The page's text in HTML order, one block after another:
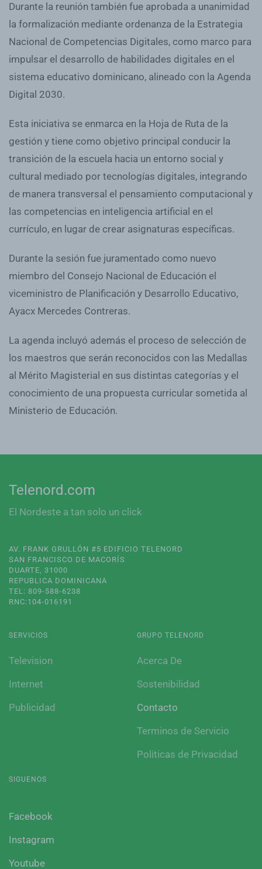
Durante la reunión también fue aprobada a unanimidad
la formalización mediante ordenanza de la Estrategia
Nacional de Competencias Digitales, como marco para
impulsar el desarrollo de habilidades digitales en el
sistema educativo dominicano, alineado con la Agenda
Digital 2030.
Esta iniciativa se enmarca en la Hoja de Ruta de la
gestión y tiene como objetivo principal conducir la
transición de la escuela hacia un entorno social y
cultural mediado por tecnologías digitales, integrando
de manera transversal el pensamiento computacional y
las competencias en inteligencia artificial en el
currículo, en lugar de crear asignaturas específicas.
Durante la sesión fue juramentado como nuevo
miembro del Consejo Nacional de Educación el
viceministro de Planificación y Desarrollo Educativo,
Ayacx Mercedes Contreras.
La agenda incluyó además el proceso de selección de
los maestros que serán reconocidos con las Medallas
al Mérito Magisterial en sus distintas categorías y el
conocimiento de una propuesta curricular sometida al
Ministerio de Educación.
Telenord.com
El Nordeste a tan solo un click
AV. FRANK GRULLÓN #5 EDIFICIO TELENORD
SAN FRANCISCO DE MACORÍS
DUARTE, 31000
REPUBLICA DOMINICANA
TEL: 809-588-6238
RNC:104-016191
SERVICIOS
Television
Internet
Publicidad
GRUPO TELENORD
Acerca De
Sostenibilidad
Contacto
Terminos de Servicio
Politicas de Privacidad
SIGUENOS
Facebook
Instagram
Youtube